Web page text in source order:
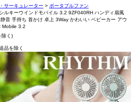
サーキュレーター
ポータブルファン
ルキーウインドモバイル 3.2 9ZF040RH ハンディ扇風
音 手持ち 首かけ 卓上 3Way かわいい ベビーカー アウ
Mobile 3.2
除く)
品を除く